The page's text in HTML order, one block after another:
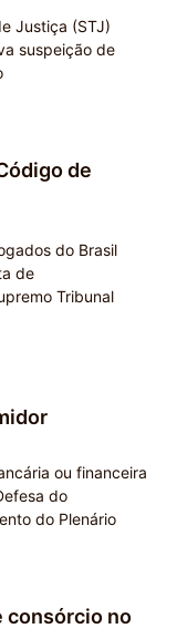
Justiça (STJ)
suspeição de
de
do Brasil
de
Tribunal
ou financeira
do
do Plenário
consórcio no